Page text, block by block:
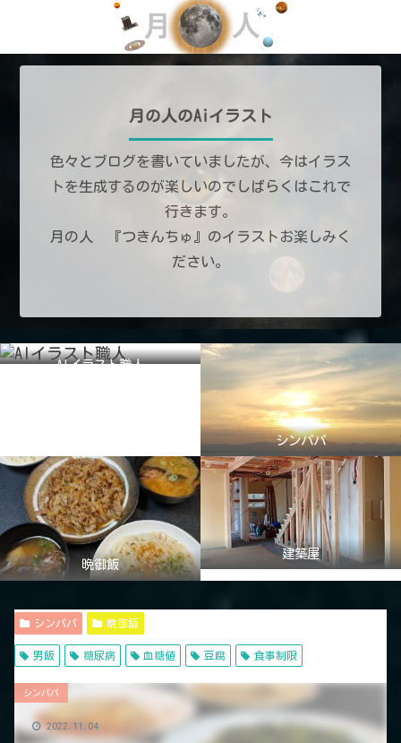
月の人のAiイラスト
色々とブログを書いていましたが、今はイラス
トを生成するのが楽しいのでしばらくはこれで
行きます。
月の人 『つきんちゅ』のイラストお楽しみく
ださい。
AIイラスト職人
シンパパ
晩御飯
建築屋
シンパパ 晩御飯
男飯 糖尿病 血糖値 豆腐 食事制限
シンパパ
2022.11.04